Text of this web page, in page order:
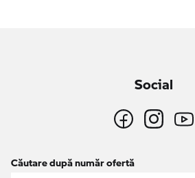
Social
Căutare după număr ofertă